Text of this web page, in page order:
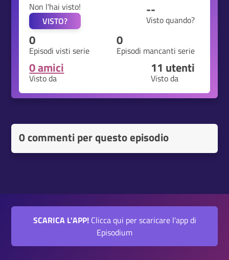
Non l'hai visto!
VISTO?
--
Visto quando?
0
Episodi visti serie
0
Episodi mancanti serie
0 amici
Visto da
11 utenti
Visto da
0 commenti per questo episodio
SCARICA L'APP!Clicca qui per scaricare l'app di
Episodium